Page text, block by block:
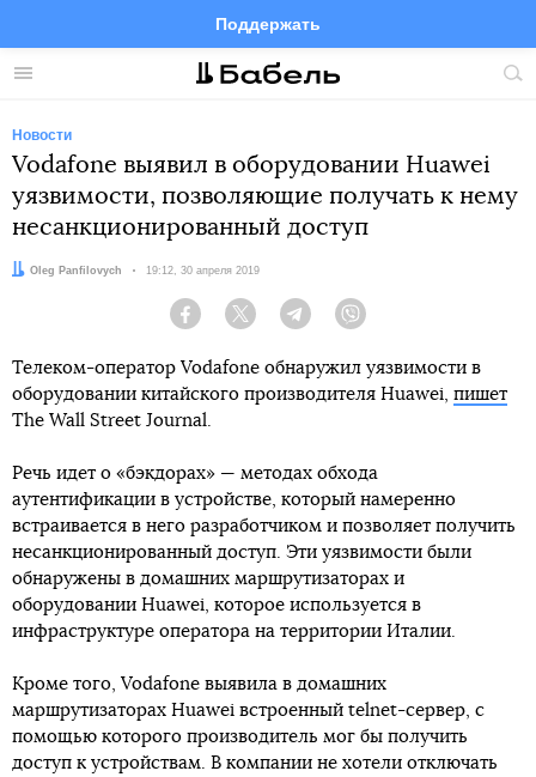
Меню
Поддержать
FacebookTelegramTwitter
Новости
Vodafone выявил в оборудовании Huawei
уязвимости, позволяющие получать к нему
несанкционированный доступ
Автор:
Oleg Panfilovych Дата:
19:12, 30 апреля 2019
Facebook Twitter Telegram
Телеком-оператор Vodafone обнаружил уязвимости в
оборудовании китайского производителя Huawei, пишет
The Wall Street Journal.
Речь идет о «бэкдорах» — методах обхода
аутентификации в устройстве, который намеренно
встраивается в него разработчиком и позволяет получить
несанкционированный доступ. Эти уязвимости были
обнаружены в домашних маршрутизаторах и
оборудовании Huawei, которое используется в
инфраструктуре оператора на территории Италии.
Кроме того, Vodafone выявила в домашних
маршрутизаторах Huawei встроенный telnet-сервер, с
помощью которого производитель мог бы получить
доступ к устройствам. В компании не хотели отключать